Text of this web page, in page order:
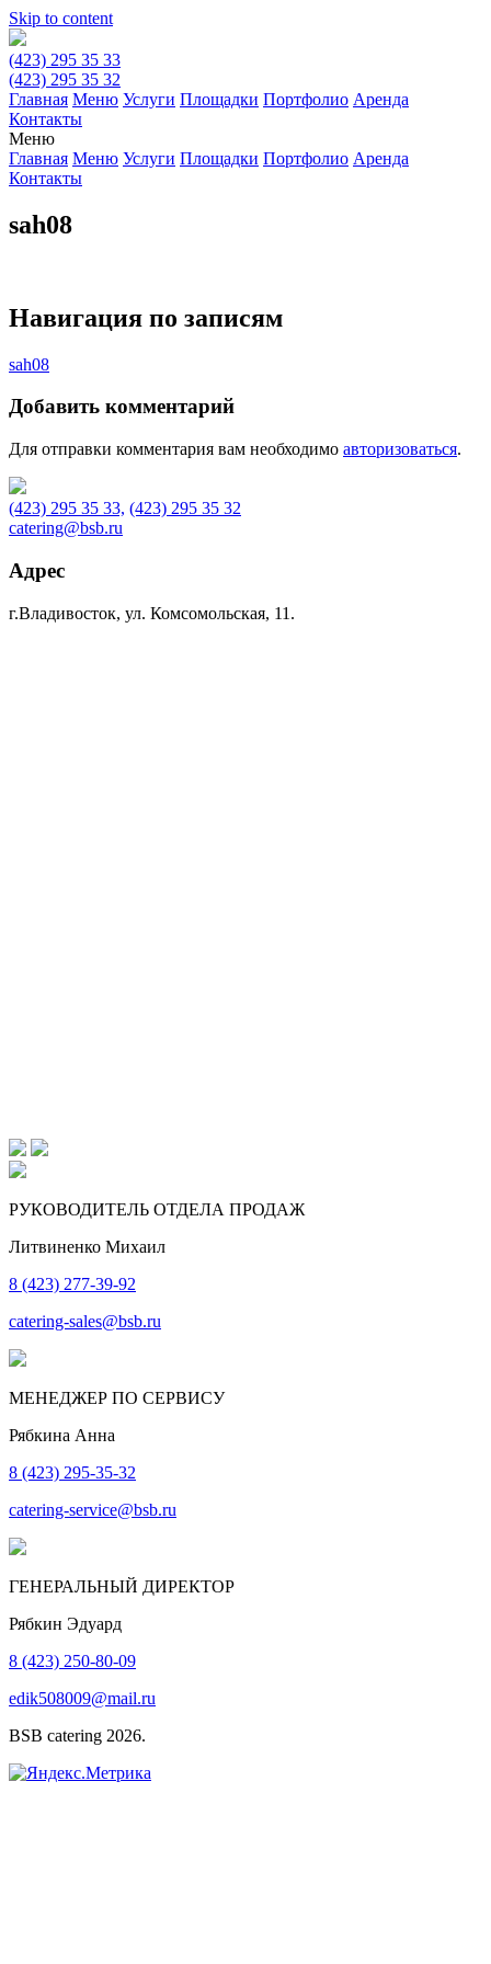
Skip to content
(423) 295 35 33
(423) 295 35 32
Главная Меню Услуги Площадки Портфолио Аренда
Контакты
Меню
Главная Меню Услуги Площадки Портфолио Аренда
Контакты
sah08
Навигация по записям
sah08
Добавить комментарий
Для отправки комментария вам необходимо авторизоваться.
(423) 295 35 33, (423) 295 35 32
catering@bsb.ru
Адрес
г.Владивосток, ул. Комсомольская, 11.
РУКОВОДИТЕЛЬ ОТДЕЛА ПРОДАЖ
Литвиненко Михаил
8 (423) 277-39-92
catering-sales@bsb.ru
МЕНЕДЖЕР ПО СЕРВИСУ
Рябкина Анна
8 (423) 295-35-32
catering-service@bsb.ru
ГЕНЕРАЛЬНЫЙ ДИРЕКТОР
Рябкин Эдуард
8 (423) 250-80-09
edik508009@mail.ru
BSB catering 2026.